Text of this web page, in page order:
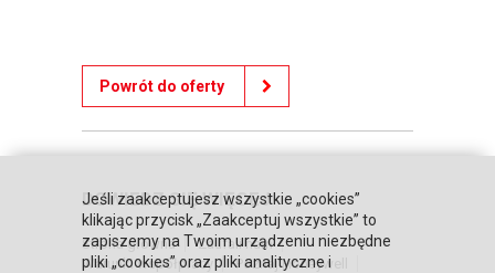
Powrót do oferty
DOWIEDZ SIĘ WIĘCEJ
Strona główna
Zaufali nam
Warunki współpracy
Poznaj Honeywell
Jeśli zaakceptujesz wszystkie „cookies”
klikając przycisk „Zaakceptuj wszystkie” to
zapiszemy na Twoim urządzeniu niezbędne
pliki „cookies” oraz pliki analityczne i